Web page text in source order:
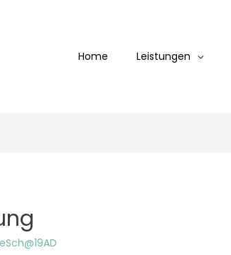
Home Leistungen